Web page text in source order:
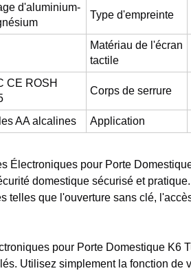
d'aluminium-
Type d'empreinte
Matériau de l'écran
tactile
CE ROSH
Corps de serrure
AA alcalines Application
Électroniques pour Porte
domestique sécurisé et
telles que l'ouverture sans clé,
pour Porte Domestique K6
Utilisez simplement la fonction de